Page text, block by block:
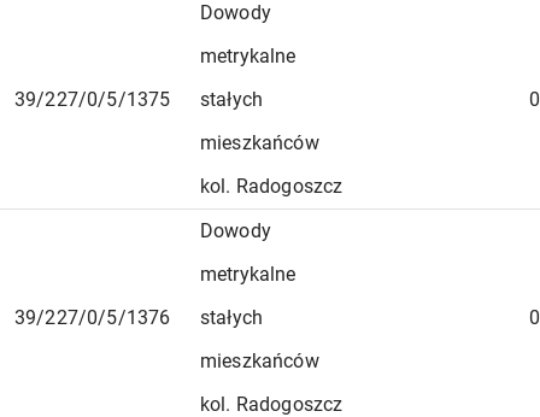
39/227/0/5/1375
Dowody
metrykalne
stałych
mieszkańców
kol. Radogoszcz
0
39/227/0/5/1376
Dowody
metrykalne
stałych
mieszkańców
kol. Radogoszcz
0